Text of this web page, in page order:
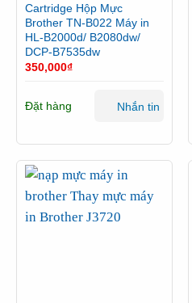
Cartridge Hộp Mực
Brother TN-B022 Máy in
HL-B2000d/ B2080dw/
DCP-B7535dw
350,000₫
Đặt hàng Nhắn tin